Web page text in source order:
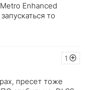
Enhanced
то
1
пресет тоже